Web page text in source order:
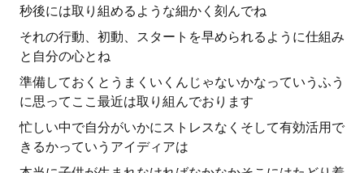
秒後には取り組めるような細かく刻んでね
それの行動、初動、スタートを早められるように仕組み
と自分の心とね
準備しておくとうまくいくんじゃないかなっていうふう
に思ってここ最近は取り組んでおります
忙しい中で自分がいかにストレスなくそして有効活用で
きるかっていうアイディアは